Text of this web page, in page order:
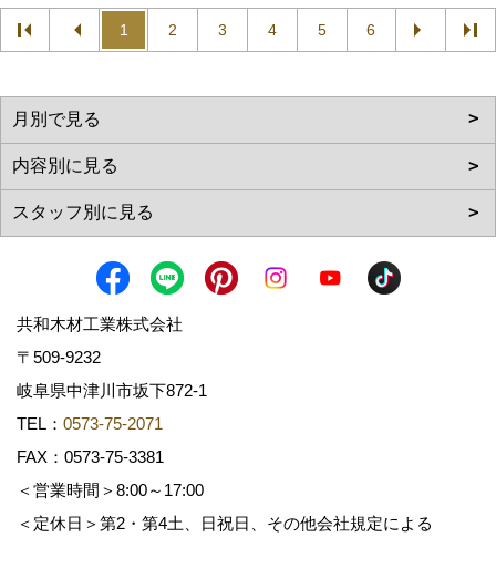
1 2 3 4 5 6
共和木材工業株式会社
〒509-9232
岐阜県中津川市坂下872‐1
TEL： 0573-75-2071
FAX：0573-75-3381
＜営業時間＞8:00～17:00
＜定休日＞第2・第4土、日祝日、その他会社規定による